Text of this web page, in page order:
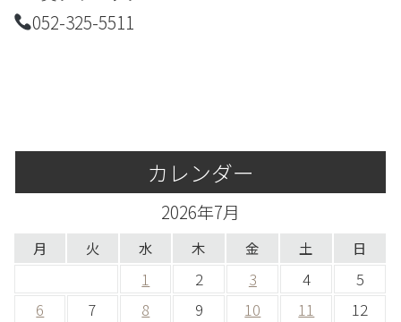
052-325-5511
カレンダー
2026年7月
月 火 水 木 金 土 日
1 2 3 4
5
6
7 8 9 10 11
12